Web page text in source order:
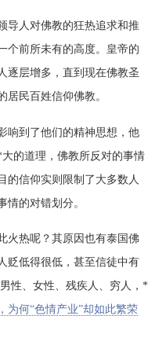
导人对佛教的狂热追求和推
个前所未有的高度。皇帝的
逐层增多，直到现在佛教圣
居民百姓信仰佛教。
响到了他们的精神思想，他
的道理，佛教所反对的事情
的信仰实则限制了大多数人
情的对错划分。
火热呢？其原因也有泰国佛
贬低得很低，甚至信徒中有
性、女性、残疾人、穷人，*
为何“色情产业”却如此繁荣